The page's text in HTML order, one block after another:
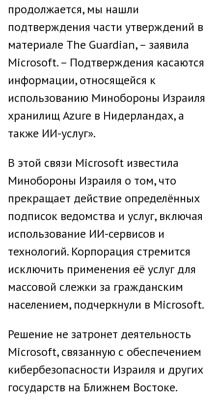
продолжается, мы нашли
подтверждения части утверждений в
материале The Guardian, – заявила
Microsoft. – Подтверждения касаются
информации, относящейся к
использованию Минобороны Израиля
хранилищ Azure в Нидерландах, а
также ИИ-услуг».
В этой связи Microsoft известила
Минобороны Израиля о том, что
прекращает действие определённых
подписок ведомства и услуг, включая
использование ИИ-сервисов и
технологий. Корпорация стремится
исключить применения её услуг для
массовой слежки за гражданским
населением, подчеркнули в Microsoft.
Решение не затронет деятельность
Microsoft, связанную с обеспечением
кибербезопасности Израиля и других
государств на Ближнем Востоке.